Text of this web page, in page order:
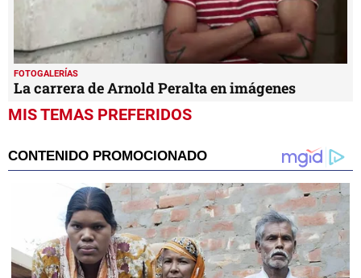
FOTOGALERÍAS
La carrera de Arnold Peralta en imágenes
MIS TEMAS PREFERIDOS